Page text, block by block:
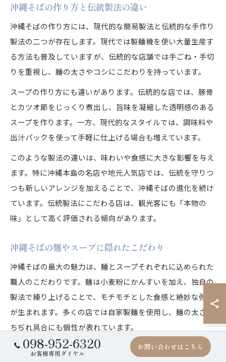
沖縄そばの作り方と伝統製法の違い
沖縄そばの作り方には、現代的な簡易製法と伝統的な手作り
製法の二つが存在します。現代では製麺機を使い大量生産す
る方法も普及していますが、伝統的な店舗では手ごね・手切
りを重視し、麺の太さやコシにこだわりを持っています。
スープの作り方にも違いがあります。伝統的な店では、豚骨
とカツオ節をじっくり煮出し、旨味を凝縮した透明感のある
スープを作ります。一方、現代的なスタイルでは、調味料や
出汁パックを使って手軽に仕上げる場合も増えています。
このような製法の違いは、味わいや食感に大きな影響を与え
ます。特に沖縄本島の名店や地元人気店では、伝統を守りつ
つも新しいアレンジを加えることで、沖縄そばの進化を続け
ています。伝統製法にこだわる店は、観光客にも「本物の
味」として高く評価される傾向があります。
沖縄そばの麺やスープに隠れたこだわり
沖縄そばの最大の魅力は、麺とスープそれぞれに込められた
職人のこだわりです。麺は小麦粉にかんすいを加え、独自の
製法で練り上げることで、モチモチとした食感と絶妙な弾力
が生まれます。多くの店では自家製麺を使用し、麺の太さや
ちぢれ具合にも個性が表れています。
スープは、豚骨やカツオなど複数の出汁をブレンドし、長時
098-952-6320
お客様専用ダイヤル
お問い合わせはこちら